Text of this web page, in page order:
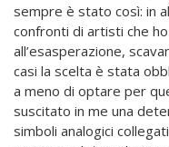
sempre è stato così: in
confronti di artisti che
all’esasperazione,
casi la scelta è stata
a meno di optare per
suscitato in me una
simboli analogici